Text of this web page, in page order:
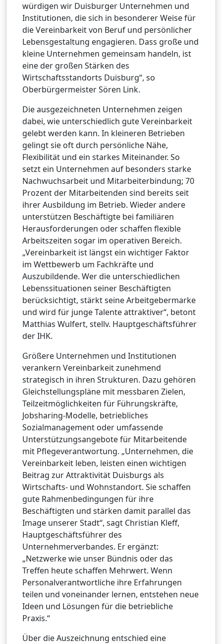
würdigen wir Duisburger Unternehmen und
Institutionen, die sich in besonderer Weise für
die Vereinbarkeit von Beruf und persönlicher
Lebensgestaltung engagieren. Dass große und
kleine Unternehmen gemeinsam handeln, ist
eine der großen Stärken des
Wirtschaftsstandorts Duisburg“, so
Oberbürgermeister Sören Link.
Die ausgezeichneten Unternehmen zeigen
dabei, wie unterschiedlich gute Vereinbarkeit
gelebt werden kann. In kleineren Betrieben
gelingt sie oft durch persönliche Nähe,
Flexibilität und ein starkes Miteinander. So
setzt ein Unternehmen auf besonders starke
Nachwuchsarbeit und Mitarbeiterbindung; 70
Prozent der Mitarbeitenden sind bereits seit
ihrer Ausbildung im Betrieb. Wieder andere
unterstützen Beschäftigte bei familiären
Herausforderungen oder schaffen flexible
Arbeitszeiten sogar im operativen Bereich.
„Vereinbarkeit ist längst ein wichtiger Faktor
im Wettbewerb um Fachkräfte und
Auszubildende. Wer die unterschiedlichen
Lebenssituationen seiner Beschäftigten
berücksichtigt, stärkt seine Arbeitgebermarke
und wird für junge Talente attraktiver“, betont
Matthias Wulfert, stellv. Hauptgeschäftsführer
der IHK.
Größere Unternehmen und Institutionen
verankern Vereinbarkeit zunehmend
strategisch in ihren Strukturen. Dazu gehören
Gleichstellungspläne mit messbaren Zielen,
Teilzeitmöglichkeiten für Führungskräfte,
Jobsharing-Modelle, betriebliches
Sozialmanagement oder umfassende
Unterstützungsangebote für Mitarbeitende
mit Pflegeverantwortung. „Unternehmen, die
Vereinbarkeit leben, leisten einen wichtigen
Beitrag zur Attraktivität Duisburgs als
Wirtschafts- und Wohnstandort. Sie schaffen
gute Rahmenbedingungen für ihre
Beschäftigten und stärken damit parallel das
Image unserer Stadt“, sagt Christian Kleff,
Hauptgeschäftsführer des
Unternehmerverbandes. Er ergänzt:
„Netzwerke wie unser Bündnis oder das
Treffen heute schaffen Mehrwert. Wenn
Personalverantwortliche ihre Erfahrungen
teilen und voneinander lernen, entstehen neue
Ideen und Lösungen für die betriebliche
Praxis.“
Über die Auszeichnung entschied eine